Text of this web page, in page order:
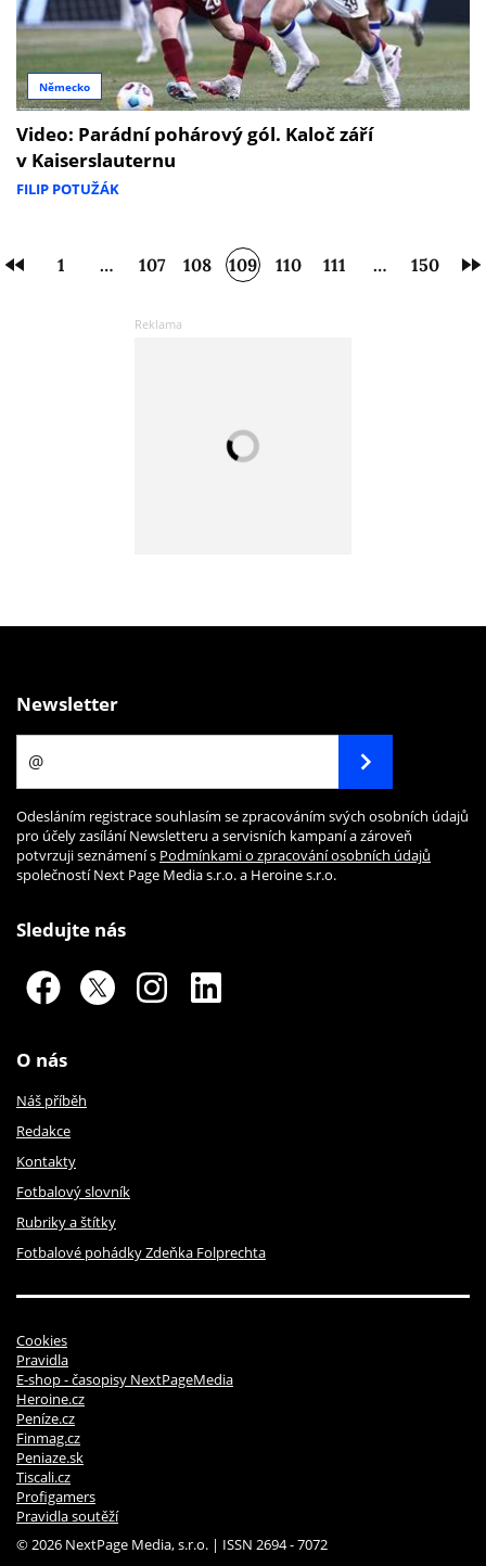
Německo
Video: Parádní pohárový gól. Kaloč září
v Kaiserslauternu
FILIP POTUŽÁK
1 … 107 108 109 110 111 … 150
Newsletter
Odesláním registrace souhlasím se zpracováním svých osobních údajů
pro účely zasílání Newsletteru a servisních kampaní a zároveň
potvrzuji seznámení s Podmínkami o zpracování osobních údajů
společností Next Page Media s.r.o. a Heroine s.r.o.
Sledujte nás
O nás
Náš příběh
Redakce
Kontakty
Fotbalový slovník
Rubriky a štítky
Fotbalové pohádky Zdeňka Folprechta
Cookies
Pravidla
E-shop - časopisy NextPageMedia
Heroine.cz
Peníze.cz
Finmag.cz
Peniaze.sk
Tiscali.cz
Profigamers
Pravidla soutěží
© 2026 NextPage Media, s.r.o. | ISSN 2694 - 7072